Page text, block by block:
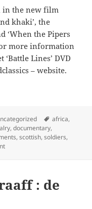
in the new film
khaki’, the
‘When the Pipers
more information
Lines’ DVD
– website.
Tags
africa,
,documentary,
,scottish,soldiers,
on Battle Lines: Last Boer War
: de